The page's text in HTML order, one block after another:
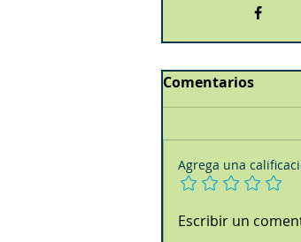
Comentarios
Agrega una
Escribir un